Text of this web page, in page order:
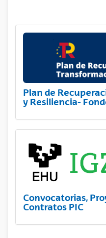
Plan de
y Resiliencia-
Convocatorias,
Contratos PIC